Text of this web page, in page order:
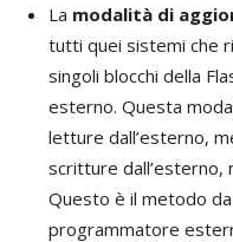
La modalità di
tutti quei sistemi che
singoli blocchi della
esterno. Questa
letture dall’esterno,
scritture
Questo è il metodo
programmatore